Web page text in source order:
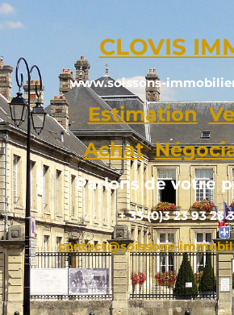
CLOVIS
www.soissons-
Estimation
Achat
Parlons de votre
+ 33 (0)3 23 93 23
contact@soissons-